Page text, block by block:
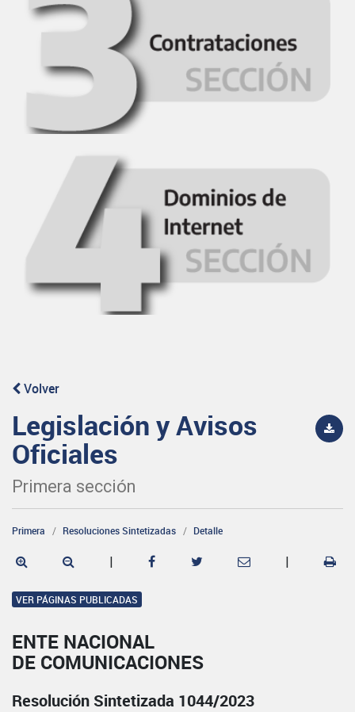
Volver
Legislación y Avisos
Oficiales
Primera sección
Primera Resoluciones Sintetizadas Detalle
| |
VER PÁGINAS PUBLICADAS
ENTE NACIONAL
DE COMUNICACIONES
Resolución Sintetizada 1044/2023